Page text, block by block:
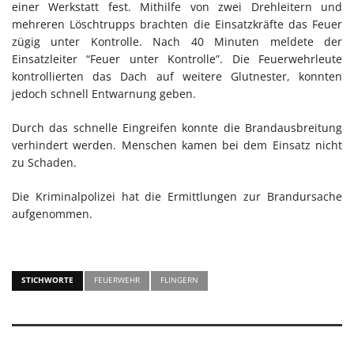
einer Werkstatt fest. Mithilfe von zwei Drehleitern und
mehreren Löschtrupps brachten die Einsatzkräfte das Feuer
zügig unter Kontrolle. Nach 40 Minuten meldete der
Einsatzleiter “Feuer unter Kontrolle”. Die Feuerwehrleute
kontrollierten das Dach auf weitere Glutnester, konnten
jedoch schnell Entwarnung geben.
Durch das schnelle Eingreifen konnte die Brandausbreitung
verhindert werden. Menschen kamen bei dem Einsatz nicht
zu Schaden.
Die Kriminalpolizei hat die Ermittlungen zur Brandursache
aufgenommen.
STICHWORTE FEUERWEHR FLINGERN